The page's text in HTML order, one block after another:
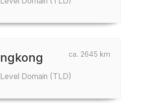
ca. 2645 km
Domain (TLD)